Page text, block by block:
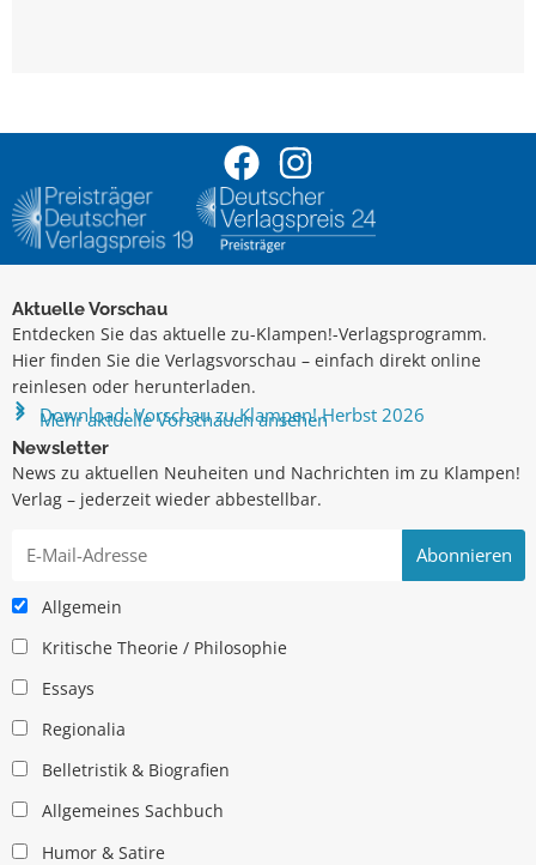
Aktuelle Vorschau
Entdecken Sie das aktuelle zu-Klampen!-Verlagsprogramm.
Hier finden Sie die Verlagsvorschau – einfach direkt online
reinlesen oder herunterladen.
Download: Vorschau zu Klampen! Herbst 2026
Mehr aktuelle Vorschauen ansehen
Newsletter
News zu aktuellen Neuheiten und Nachrichten im zu Klampen!
Verlag – jederzeit wieder abbestellbar.
Allgemein
Kritische Theorie / Philosophie
Essays
Regionalia
Belletristik & Biografien
Allgemeines Sachbuch
Humor & Satire